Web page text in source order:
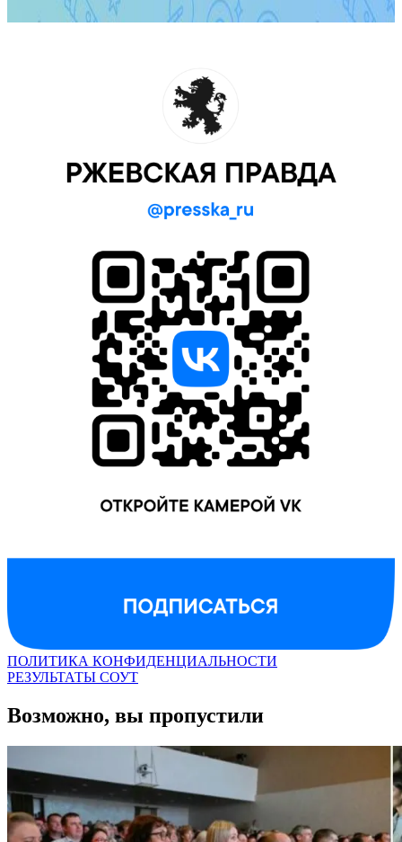
ПОЛИТИКА КОНФИДЕНЦИАЛЬНОСТИ
РЕЗУЛЬТАТЫ СОУТ
Возможно, вы пропустили